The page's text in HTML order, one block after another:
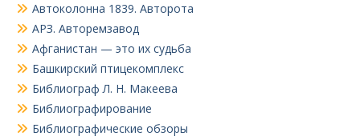
Автоколонна 1839. Авторота
АРЗ. Авторемзавод
Афганистан — это их судьба
Башкирский птицекомплекс
Библиограф Л. Н. Макеева
Библиографирование
Библиографические обзоры